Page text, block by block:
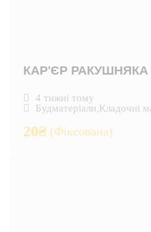
КАР'ЄР
4 тижні тому
Будматеріали,Кладочні
20₴ (Фіксована)